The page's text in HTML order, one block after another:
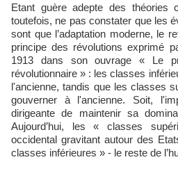
Etant guère adepte des théories
toutefois, ne pas constater que les
sont que l’adaptation moderne, le
principe des révolutions exprimé
1913 dans son ouvrage « Le
révolutionnaire » : les classes
l'ancienne, tandis que les classes
gouverner à l'ancienne. Soit,
dirigeante de maintenir sa
Aujourd’hui, les « classes
occidental gravitant autour des
classes inférieures » - le reste de